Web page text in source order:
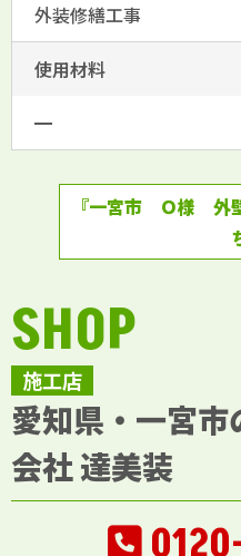
外装修繕工事
使用材料
━
『一宮市 Ｏ様 外
施工店
SHOP
愛知県・一宮
会社 達美装